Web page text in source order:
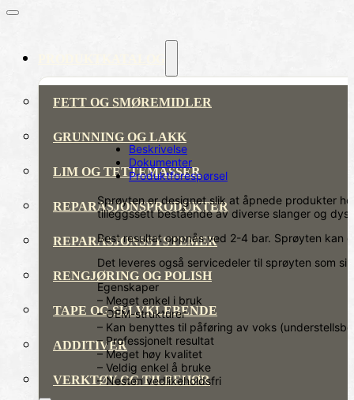
FETT OG SMØREMIDLER
GRUNNING OG LAKK
LIM OG TETTEMASSER
REPARASJONSPRODUKTER
REPARASJONSSYSTEMER
RENGJØRING OG POLISH
TAPE OG SELVKLEBENDE
ADDITIVER
VERKTØY OG TILBEHØR
Beskrivelse
Dokumenter
Produktforespørsel
Sprøyten er designet slik at åpnede produkter
tilleggssett bestående av diverse slanger og
Best resultat oppnås ved 2-4 bar. Sprøyten kan
Det leveres også servicedeler til sprøyten som
Egenskaper
– Meget enkel i bruk
– OEM-strukturer
– Kan benyttes til påføring av voks
– Professjonelt resultat
– Meget høy kvalitet
– Veldig enkel å bruke
– Nesten vedlikeholdsfri